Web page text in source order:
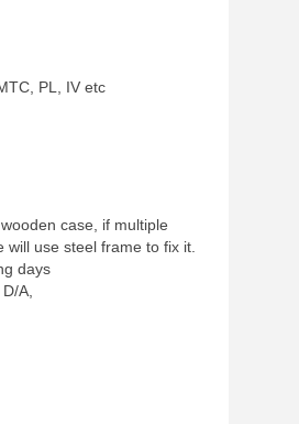
PL, IV etc
case, if multiple
use steel frame to fix it.
days
A,